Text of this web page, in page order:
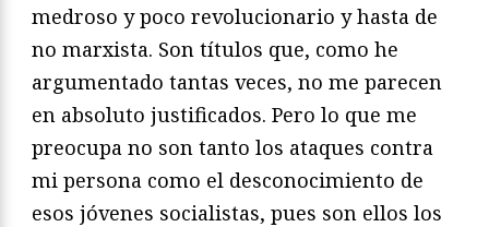
medroso y poco revolucionario y hasta de
no marxista. Son títulos que, como he
argumentado tantas veces, no me parecen
en absoluto justificados. Pero lo que me
preocupa no son tanto los ataques contra
mi persona como el desconocimiento de
esos jóvenes socialistas, pues son ellos los